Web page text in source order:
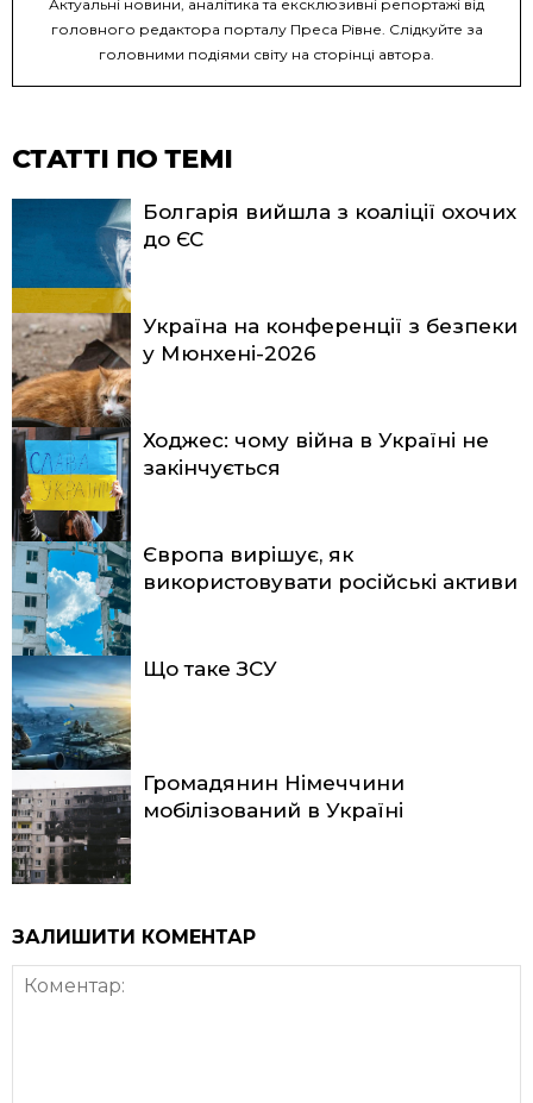
Актуальні новини, аналітика та ексклюзивні репортажі від
головного редактора порталу Преса Рівне. Слідкуйте за
головними подіями світу на сторінці автора.
СТАТТІ ПО ТЕМІ
Болгарія вийшла з коаліції охочих
до ЄС
Україна на конференції з безпеки
у Мюнхені-2026
Ходжес: чому війна в Україні не
закінчується
Європа вирішує, як
використовувати російські активи
Що таке ЗСУ
Громадянин Німеччини
мобілізований в Україні
ЗАЛИШИТИ КОМЕНТАР